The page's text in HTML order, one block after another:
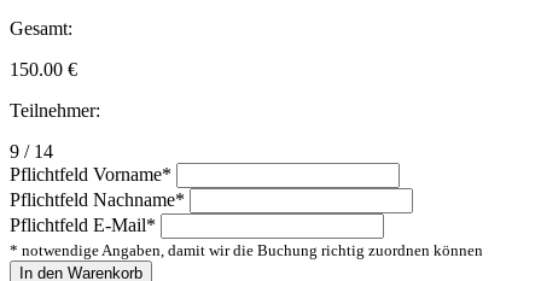
Gesamt:
150.00 €
Teilnehmer:
9 / 14
Pflichtfeld Vorname*
Pflichtfeld Nachname*
Pflichtfeld E-Mail*
* notwendige Angaben, damit wir die Buchung richtig zuordnen können